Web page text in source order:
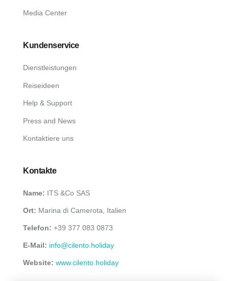
Media Center
Kundenservice
Dienstleistungen
Reiseideen
Help & Support
Press and News
Kontaktiere uns
Kontakte
Name: ITS &Co SAS
Ort: Marina di Camerota, Italien
Telefon: +39 377 083 0873
E-Mail: info@cilento.holiday
Website: www.cilento.holiday